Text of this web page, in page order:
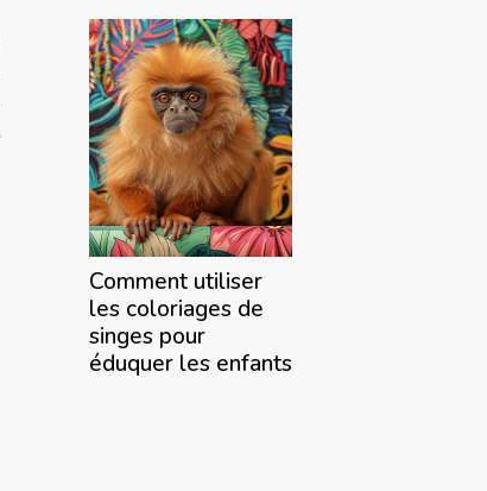
Comment utiliser
les coloriages de
singes pour
éduquer les enfants